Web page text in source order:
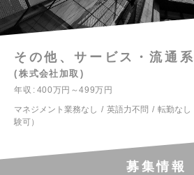
その他、サービス・流通系
株式会社加取
年収
400万円～499万円
マネジメント業務なし
英語力不問 転勤なし
験可）
募集情報